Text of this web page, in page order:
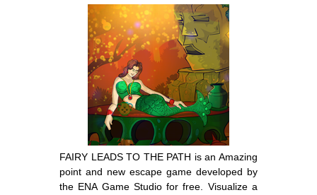
FAIRY LEADS TO THE PATH is an Amazing
point and new escape game developed by
the ENA Game Studio for free. Visualize a